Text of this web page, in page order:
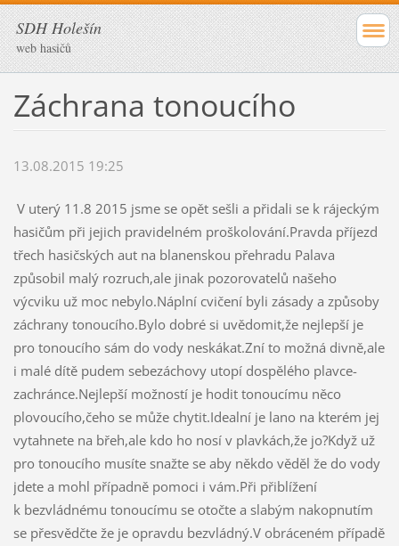
SDH Holešín
web hasičů
Záchrana tonoucího
13.08.2015 19:25
V uterý 11.8 2015 jsme se opět sešli a přidali se k rájeckým
hasičům při jejich pravidelném proškolování.Pravda příjezd
třech hasičských aut na blanenskou přehradu Palava
způsobil malý rozruch,ale jinak pozorovatelů našeho
výcviku už moc nebylo.Náplní cvičení byli zásady a způsoby
záchrany tonoucího.Bylo dobré si uvědomit,že nejlepší je
pro tonoucího sám do vody neskákat.Zní to možná divně,ale
i malé dítě pudem sebezáchovy utopí dospělého plavce-
zachránce.Nejlepší možností je hodit tonoucímu něco
plovoucího,čeho se může chytit.Idealní je lano na kterém jej
vytahnete na břeh,ale kdo ho nosí v plavkách,že jo?Když už
pro tonoucího musíte snažte se aby někdo věděl že do vody
jdete a mohl případně pomoci i vám.Při přiblížení
k bezvládnému tonoucímu se otočte a slabým nakopnutím
se přesvědčte že je opravdu bezvládný.V obráceném případě